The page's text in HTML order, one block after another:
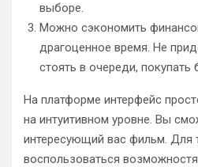
выборе.
Можно сэкономить
драгоценное время. Не
стоять в очереди, покупать
На платформе интерфейс
на интуитивном уровне. Вы
интересующий вас фильм. Для
воспользоваться